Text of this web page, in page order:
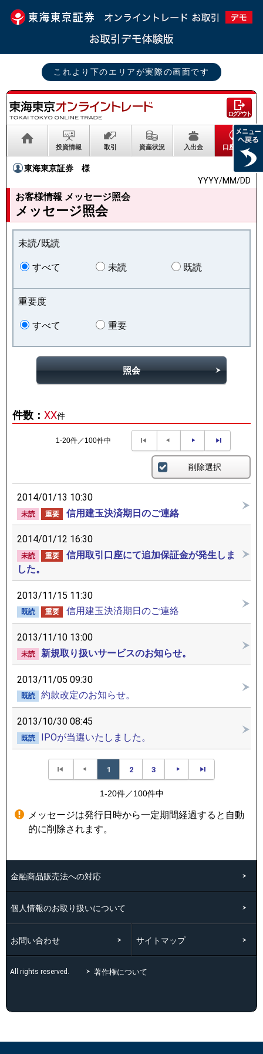
これより下のエリアが実際の画面です
ログアウト
投資情報 取引 資産状況 入出金 口座情報
東海東京証券
様
YYYY/MM/DD
お客様情報 メッセージ照会
メッセージ照会
未読/既読
すべて 未読 既読
重要度
すべて 重要
照会
件数： XX件
1-20件／100件中
削除選択
2014/01/13 10:30
未読 重要 信用建玉決済期日のご連絡
2014/01/12 16:30
未読 重要
信用取引口座にて追加保証金が発生しま
した。
2013/11/15 11:30
既読 重要 信用建玉決済期日のご連絡
2013/11/10 13:00
未読 新規取り扱いサービスのお知らせ。
2013/11/05 09:30
既読 約款改定のお知らせ。
2013/10/30 08:45
既読 IPOが当選いたしました。
1 2 3
1-20件／100件中
メッセージは発行日時から一定期間経過すると自動
的に削除されます。
金融商品販売法への対応
個人情報のお取り扱いについて
お問い合わせ サイトマップ
All rights reserved. 著作権について